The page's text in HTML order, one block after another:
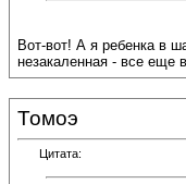
Вот-вот! А я ребенка в
незакаленная - все еще
Томоэ
Цитата: